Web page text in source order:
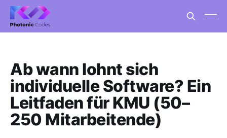
Ab wann lohnt sich
individuelle Software? Ein
Leitfaden für KMU (50–
250 Mitarbeitende)